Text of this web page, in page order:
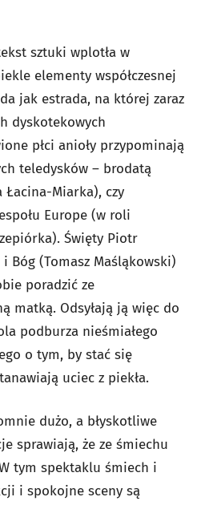
sztuki wplotła w
elementy współczesnej
jak estrada, na której zaraz
dyskotekowych
płci anioły przypominają
teledysków – brodatą
Łacina-Miarka), czy
Europe (w roli
Święty Piotr
Bóg (Tomasz Maśląkowski)
poradzić ze
matką. Odsyłają ją więc do
podburza nieśmiałego
o tym, by stać się
uciec z piekła.
dużo, a błyskotliwe
sprawiają, że ze śmiechu
tym spektaklu śmiech i
i spokojne sceny są